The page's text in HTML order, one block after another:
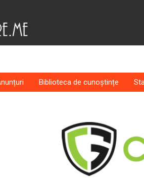
Biblioteca de cunoștințe